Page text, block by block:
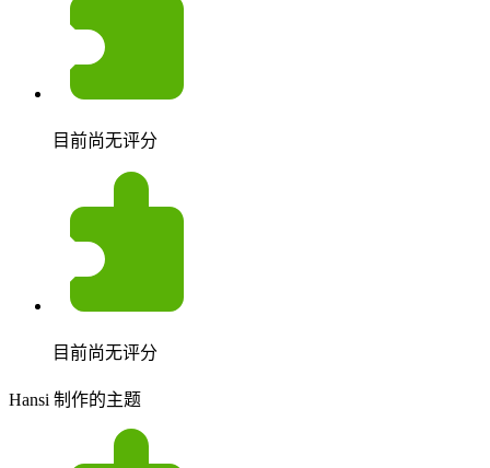
目前尚无评分
目前尚无评分
Hansi 制作的主题